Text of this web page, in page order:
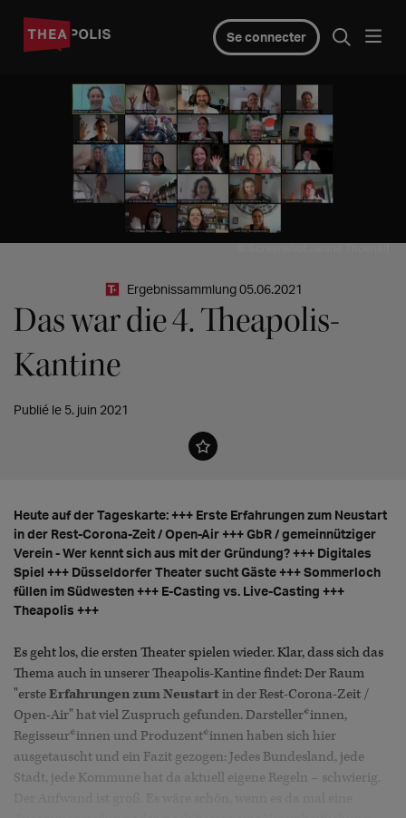
Se connecter
Ergebnissammlung 05.06.2021
Das war die 4. Theapolis-
Kantine
Publié le 5. juin 2021
Heute auf der Tageskarte: +++ Erste Erfahrungen zum Neustart
in der Rest-Corona-Zeit / Open-Air +++ GbR / gemeinnütziger
Verein - Wer kennt sich aus mit der Gründung? +++ Digitales
Spiel +++ Düsseldorfer Theater sucht Gäste +++ Sommerloch
füllen im Südwesten +++ E-Casting vs. Live-Casting +++
Theapolis +++
Es geht los, die ersten Theater spielen wieder. Klar, dass sich das
Thema auch in unserer Theapolis-Kantine findet: Der Raum
"ersteErfahrungen zum Neustartin der Rest-Corona-Zeit /
Open-Air" hat viel Zuspruch gefunden. Darsteller*innen,
Regisseur*innen und Produzent*innen haben sich hier
ausgetauscht und ein Fazit gezogen: Jedes Bundesland, jede
Stadt, jede Kommune hat da aktuell eigene Regeln – schwierig.